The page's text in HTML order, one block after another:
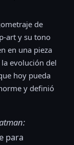
de
art y su tono
en una pieza
evolución del
hoy pueda
y definió
para